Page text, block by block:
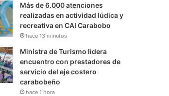
Más de 6.000 atenciones
realizadas en actividad lúdica y
recreativa en CAI Carabobo
hace 13 minutos
Ministra de Turismo lidera
encuentro con prestadores de
servicio del eje costero
carabobeño
hace 1 hora